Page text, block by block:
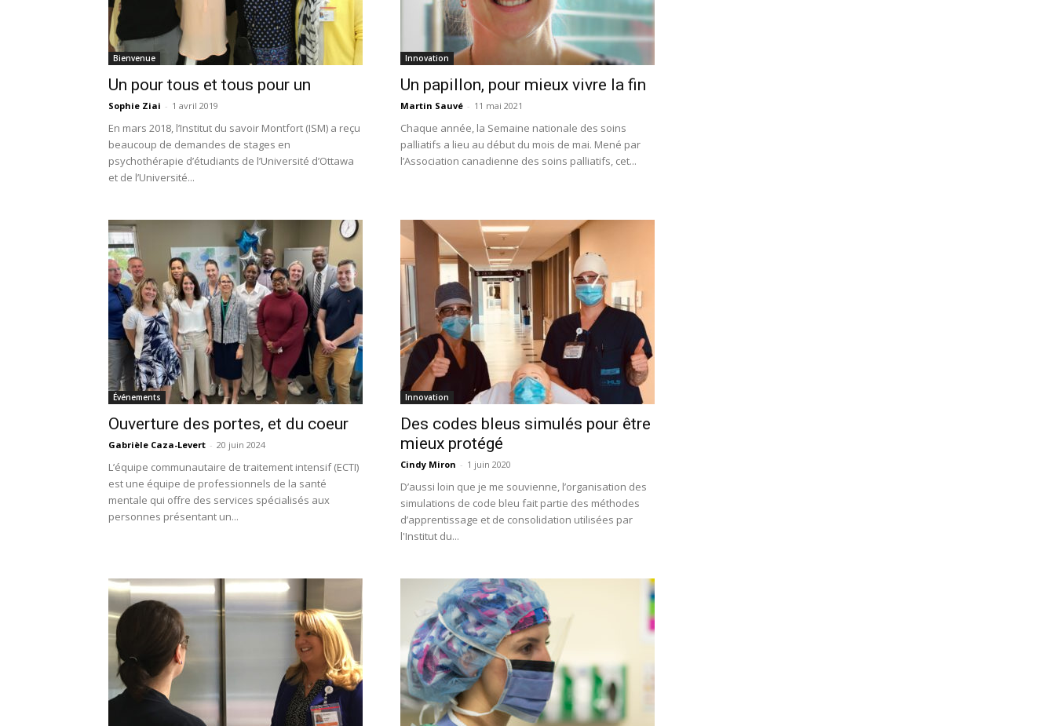
Bienvenue
Un pour tous et tous pour un
Sophie Ziai - 1 avril 2019
En mars 2018, l’Institut du savoir Montfort (ISM) a reçu
beaucoup de demandes de stages en
psychothérapie d’étudiants de l’Université d’Ottawa
et de l’Université...
Innovation
Un papillon, pour mieux vivre la fin
Martin Sauvé - 11 mai 2021
Chaque année, la Semaine nationale des soins
palliatifs a lieu au début du mois de mai. Mené par
l’Association canadienne des soins palliatifs, cet...
Événements
Ouverture des portes, et du coeur
Gabrièle Caza-Levert - 20 juin 2024
L’équipe communautaire de traitement intensif (ECTI)
est une équipe de professionnels de la santé
mentale qui offre des services spécialisés aux
personnes présentant un...
Innovation
Des codes bleus simulés pour être
mieux protégé
Cindy Miron - 1 juin 2020
D’aussi loin que je me souvienne, l’organisation des
simulations de code bleu fait partie des méthodes
d’apprentissage et de consolidation utilisées par
l'Institut du...